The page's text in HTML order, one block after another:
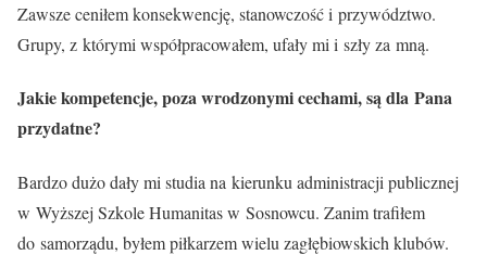
Zawsze ceniłem konsekwencję, stanowczość i przywództwo.
Grupy, z którymi współpracowałem, ufały mi i szły za mną.
Jakie kompetencje, poza wrodzonymi cechami, są dla Pana
przydatne?
Bardzo dużo dały mi studia na kierunku administracji publicznej
w Wyższej Szkole Humanitas w Sosnowcu. Zanim trafiłem
do samorządu, byłem piłkarzem wielu zagłębiowskich klubów.